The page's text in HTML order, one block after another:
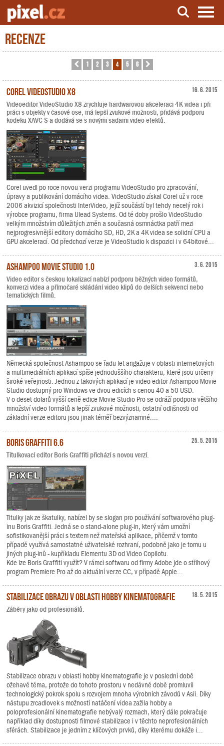
Server o natáčení a zpracování videa
Recenze
Předchozí
1 2 3 4 5 6
16. 6. 2015
Corel VideoStudio X8
Videoeditor VideoStudio X8 zrychluje hardwarovou akceleraci 4K videa i při
práci s objekty v časové ose, má lepší zvukové možnosti, přidává podporu
kodeku XAVC S a dodává se s novými sadami video efektů.
Corel uvedl po roce novou verzi programu VideoStudio pro zpracování,
úpravy a publikování domácího videa. VideoStudio získal Corel už v roce
2006 akvizicí společnosti InterVideo, jejíž součástí byl tehdy necelý rok i
výrobce programu, firma Ulead Systems. Od té doby prošlo VideoStudio
velkým množstvím důležitých změn a současná osmnáctka patří mezi
nejprogresivnější editory domácího SD, HD, 2K a 4K videa se solidní CPU a
GPU akcelerací. Od předchozí verze je VideoStudio k dispozici i v 64bitové...
3. 6. 2015
Ashampoo Movie Studio 1.0
Video editor s českou lokalizací nabízí podporu běžných video formátů,
konverzi videa a přímočaré skládání video klipů do delších sekvencí nebo
tematických filmů.
Německá společnost Ashampoo se řadu let angažuje v oblasti internetových
a multimediálních aplikací spíše jednoduššího charakteru, které jsou určeny
široké veřejnosti. Jednou z takových aplikací je video editor Ashampoo Movie
Studio dostupný pro Windows ve dvou edicích s cenou 40 a 50 USD.
V o deset dolarů vyšší ceně edice Movie Studio Pro se odráží podpora většího
množství video formátů a lepší zvukové možnosti, ostatní odlišnosti od
základní verze editoru jsou jinak téměř bezvýznamné....
25. 5. 2015
Boris Graffiti 6.6
Titulkovací editor Boris Graffiti přichází s novou verzí.
Titulky jak ze škatulky, nabízel by se slogan pro používání softwarového plug-
inu Boris Graffiti. Jedná se o stand-alone plug-in, který vám umožní
sofistikovanější práci s textem než mateřská aplikace, přičemž v tomto
případě využívá samostatné uživatelské rozhraní, podobně jako je tomu u
jiných plug-inů - kupříkladu Elementu 3D od Video Copilotu.
Kde lze Boris Graffiti využít? V rámci softwaru od firmy Adobe jde o střihový
program Premiere Pro až do aktuální verze CC, v případě Apple...
18. 5. 2015
Stabilizace obrazu v oblasti hobby kinematografie
Záběry jako od profesionálů.
Stabilizace obrazu v oblasti hobby kinematografie je v poslední době
ožehavé téma, protože do tohoto prostoru v nedávné době promluvil
technologický pokrok spolu s rozvojem mnoha výrobních závodů v Asii. Díky
nástupu zrcadlovek s možností natáčení videa zažila hobby a
poloprofesionální kinematografie nebývalý rozmach, který dále pokračuje
například díky dostupnosti filmové stabilizace i v těchto neprofesionálních
sférách. Stabilizace je jedním z klíčových prvků, díky kterému dokáže i...